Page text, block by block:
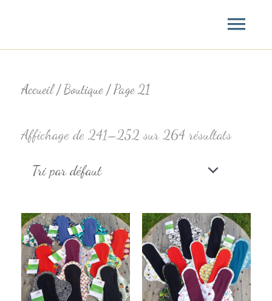
Menu
Accueil/Boutique / Page 21
Affichage de 241–252 sur 264 résultats